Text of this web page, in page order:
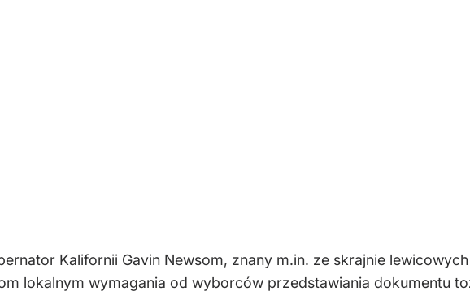
Kalifornii Gavin Newsom, znany m.in. ze skrajnie
lokalnym wymagania od wyborców przedstawiania dokumentu